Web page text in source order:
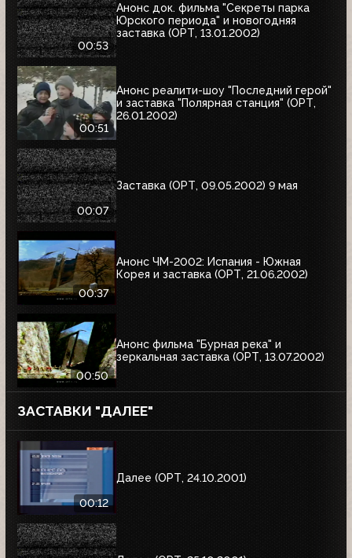
00:53
Анонс док. фильма "Секреты парка
Юрского периода" и новогодняя
заставка (ОРТ, 13.01.2002)
00:51
Анонс реалити-шоу "Последний герой"
и заставка "Полярная станция" (ОРТ,
26.01.2002)
00:07
Заставка (ОРТ, 09.05.2002) 9 мая
00:37
Анонс ЧМ-2002: Испания - Южная
Корея и заставка (ОРТ, 21.06.2002)
00:50
Анонс фильма "Бурная река" и
зеркальная заставка (ОРТ, 13.07.2002)
ЗАСТАВКИ "ДАЛЕЕ"
00:12
Далее (ОРТ, 24.10.2001)